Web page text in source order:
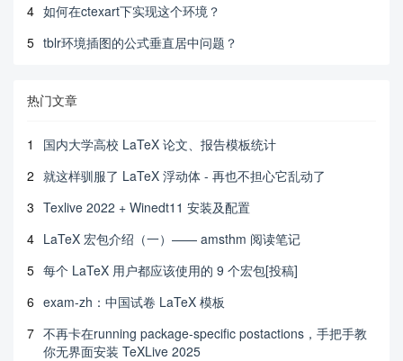
4 如何在ctexart下实现这个环境？
5 tblr环境插图的公式垂直居中问题？
热门文章
1
国内大学高校 LaTeX 论文、报告模板统计
2 就这样驯服了 LaTeX 浮动体 - 再也不担心它乱动了
3 Texlive 2022 + Winedt11 安装及配置
4 LaTeX 宏包介绍（一）—— amsthm 阅读笔记
5 每个 LaTeX 用户都应该使用的 9 个宏包[投稿]
6 exam-zh：中国试卷 LaTeX 模板
7 不再卡在running package-specific postactions，手把手教
你无界面安装 TeXLive 2025